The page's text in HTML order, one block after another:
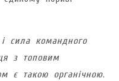
сила командного
з топовим
є такою органічною.